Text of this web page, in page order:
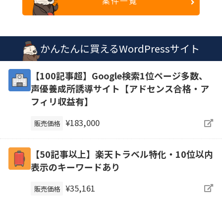
かんたんに買えるWordPressサイト
【100記事超】Google検索1位ページ多数、
声優養成所誘導サイト【アドセンス合格・ア
フィリ収益有】
販売価格 ¥183,000
【50記事以上】楽天トラベル特化・10位以内
表示のキーワードあり
販売価格 ¥35,161